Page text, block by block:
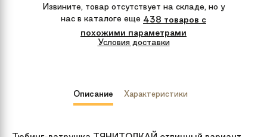
Извините, товар отсутствует на складе, но у
нас в каталоге еще 438 товаров с
похожими параметрами
Условия доставки
Описание Характеристики